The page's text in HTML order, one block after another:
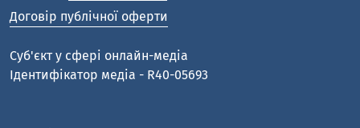
Договір публічної оферти
Cуб'єкт у сфері онлайн-медіа
Ідентифікатор медіа - R40-05693